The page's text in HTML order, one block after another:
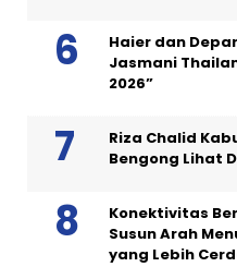
Haier dan
Jasmani
2026”
Riza Chalid
Bengong Lihat
Konektivitas
Susun Arah
yang Lebih